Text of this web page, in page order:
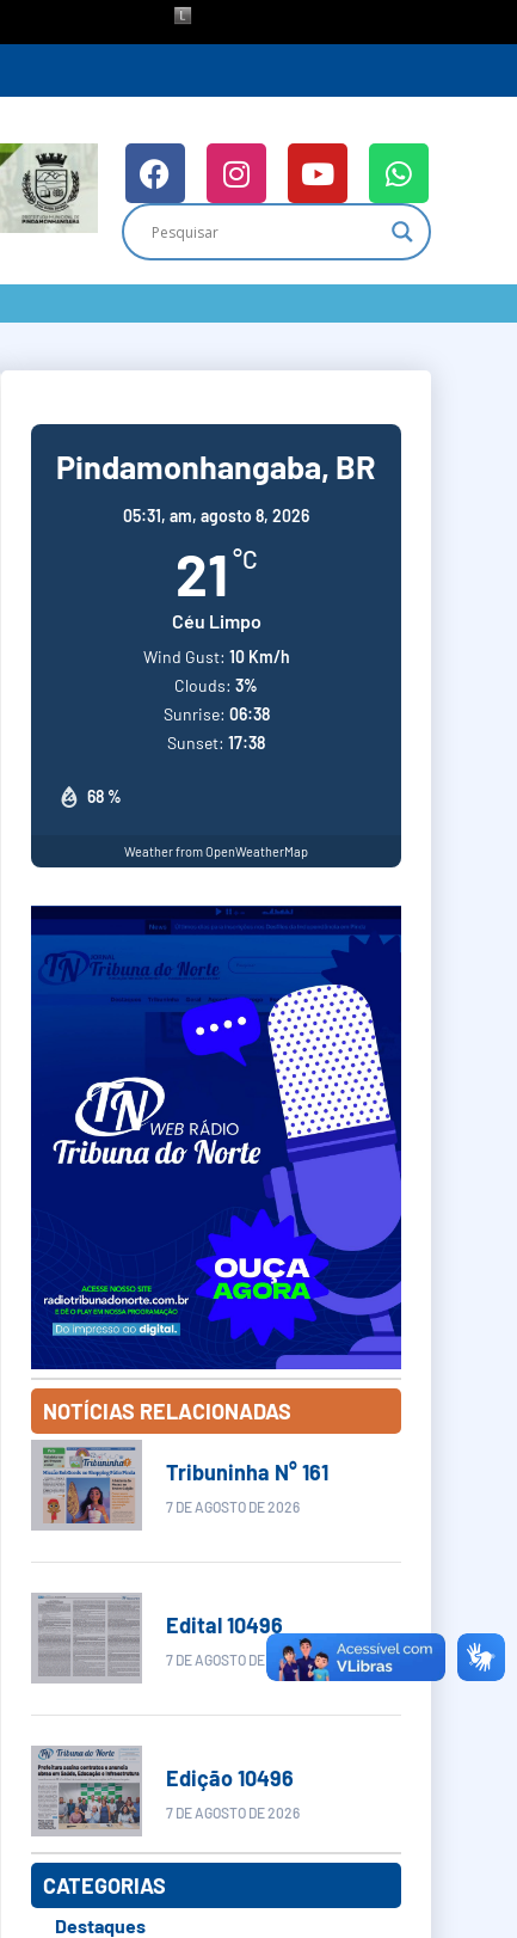
Pindamonhangaba, BR
05:31, am, agosto 8, 2026
21 °C
Céu Limpo
68 %
Wind Gust: 10 Km/h
Clouds: 3%
Sunrise: 06:38
Sunset: 17:38
Weather from OpenWeatherMap
NOTÍCIAS RELACIONADAS
Tribuninha N° 161
7 DE AGOSTO DE 2026
Edital 10496
7 DE AGOSTO DE 2026
Edição 10496
7 DE AGOSTO DE 2026
CATEGORIAS
Destaques